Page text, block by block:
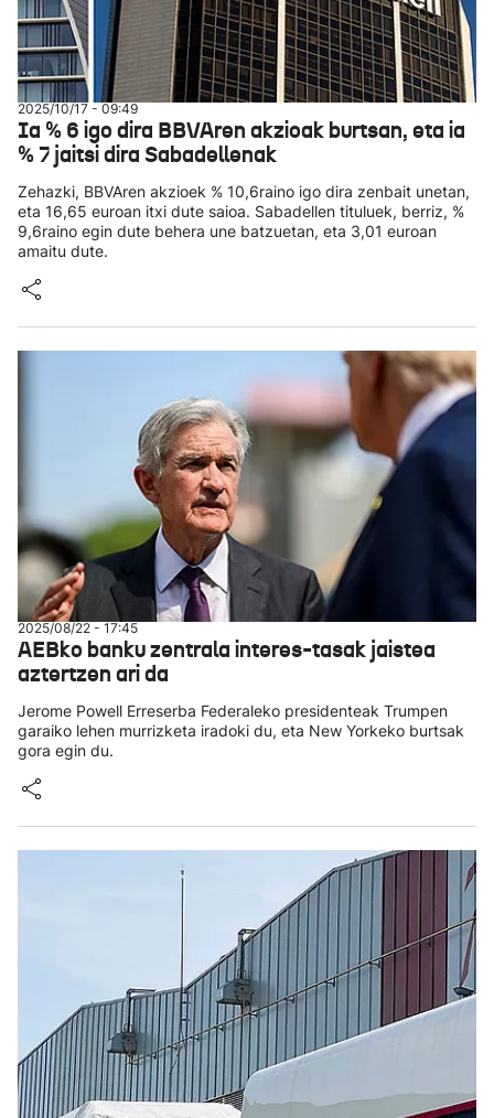
2025/10/17 - 09:49
Ia % 6 igo dira BBVAren akzioak burtsan, eta ia
% 7 jaitsi dira Sabadellenak
Zehazki, BBVAren akzioek % 10,6raino igo dira zenbait unetan,
eta 16,65 euroan itxi dute saioa. Sabadellen tituluek, berriz, %
9,6raino egin dute behera une batzuetan, eta 3,01 euroan
amaitu dute.
2025/08/22 - 17:45
AEBko banku zentrala interes-tasak jaistea
aztertzen ari da
Jerome Powell Erreserba Federaleko presidenteak Trumpen
garaiko lehen murrizketa iradoki du, eta New Yorkeko burtsak
gora egin du.